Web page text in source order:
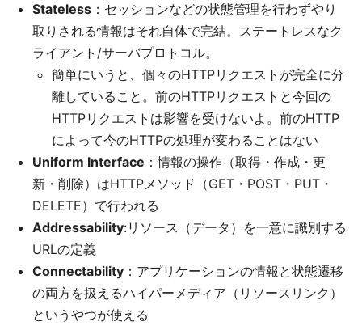
Stateless ：セッションなどの状態管理を行わずやり
取りされる情報はそれ自体で完結。ステートレスなク
ライアント/サーバプロトコル。
簡単にいうと、個々のHTTPリクエストが完全に分
離していること。前のHTTPリクエストと今回の
HTTPリクエストは影響を受けないよ。前のHTTP
によって今のHTTPの処理が変わることはない
Uniform Interface ：情報の操作（取得・作成・更
新・削除）はHTTPメソッド（GET・POST・PUT・
DELETE）で行われる
Addressability:リソース（データ）を一意に識別する
URLの定義
Connectability ：アプリケーションの情報と状態遷移
の両方を扱えるハイパーメディア（リソースリンク）
というやつが使える